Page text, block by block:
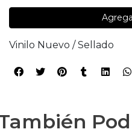
Vinilo Nuevo / Sellado